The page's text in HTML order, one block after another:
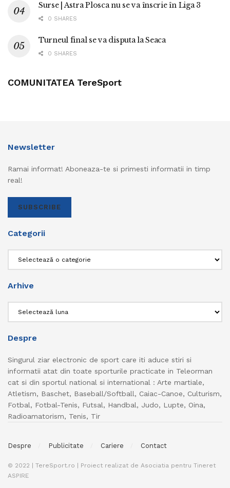
Surse | Astra Plosca nu se va înscrie în Liga 3
0 SHARES
Turneul final se va disputa la Seaca
0 SHARES
COMUNITATEA TereSport
Newsletter
Ramai informat! Aboneaza-te si primesti informatii in timp
real!
SUBSCRIBE
Categorii
Arhive
Despre
Singurul ziar electronic de sport care iti aduce stiri si
informatii atat din toate sporturile practicate in Teleorman
cat si din sportul national si international : Arte martiale,
Atletism, Baschet, Baseball/Softball, Caiac-Canoe, Culturism,
Fotbal, Fotbal-Tenis, Futsal, Handbal, Judo, Lupte, Oina,
Radioamatorism, Tenis, Tir
Despre Publicitate Cariere Contact
© 2022 | TereSport.ro | Proiect realizat de Asociatia pentru Tineret
ASPIRE